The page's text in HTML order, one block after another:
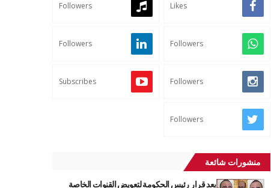
Likes
Followers
Followers
Followers
Followers
Subscribes
Followers
منشورات شائعة
بعد قرار رئيس الحكومة لتعويض القنوات الخاصة